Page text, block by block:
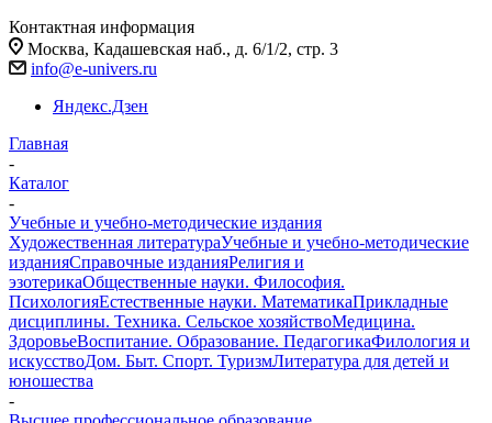
Контактная информация
Москва, Кадашевская наб., д. 6/1/2, стр. 3
info@e-univers.ru
Яндекс.Дзен
Главная
-
Каталог
-
Учебные и учебно-методические издания
Художественная литератураУчебные и учебно-методические
изданияСправочные изданияРелигия и
эзотерикаОбщественные науки. Философия.
ПсихологияЕстественные науки. МатематикаПрикладные
дисциплины. Техника. Сельское хозяйствоМедицина.
ЗдоровьеВоспитание. Образование. ПедагогикаФилология и
искусствоДом. Быт. Спорт. ТуризмЛитература для детей и
юношества
-